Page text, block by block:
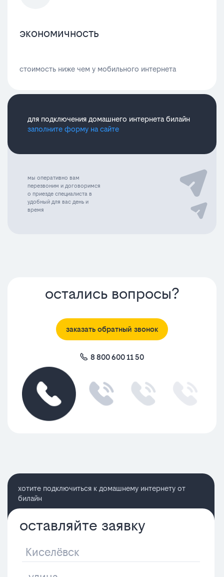
экономичность
стоимость ниже чем у мобильного интернета
для подключения домашнего интернета билайн
заполните форму на сайте
мы оперативно вам
перезвоним и договоримся
о приезде специалиста в
удобный для вас день и
время
остались вопросы?
заказать обратный звонок
8 800 600 11 50
хотите подключиться к домашнему интернету от
билайн
оставляйте заявку